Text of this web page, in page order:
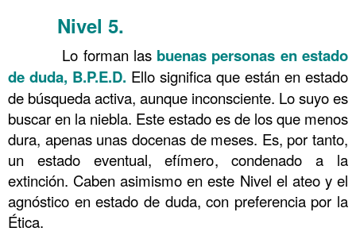
Nivel 5.
Lo forman las buenas personas en estado
de duda, B.P.E.D. Ello significa que están en estado
de búsqueda activa, aunque inconsciente. Lo suyo es
buscar en la niebla. Este estado es de los que menos
dura, apenas unas docenas de meses. Es, por tanto,
un estado eventual, efímero, condenado a la
extinción. Caben asimismo en este Nivel el ateo y el
agnóstico en estado de duda, con preferencia por la
Ética.